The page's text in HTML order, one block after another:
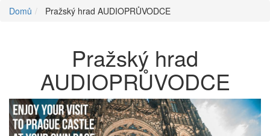
Domů Pražský hrad AUDIOPRŮVODCE
Pražský hrad
AUDIOPRŮVODCE